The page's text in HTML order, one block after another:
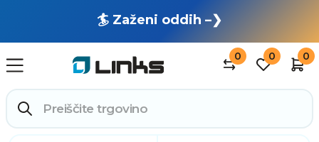
🏄 Zaženi oddih –❯
0 0 0